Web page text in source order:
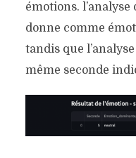
émotions.
donne comme
tandis que
même seconde